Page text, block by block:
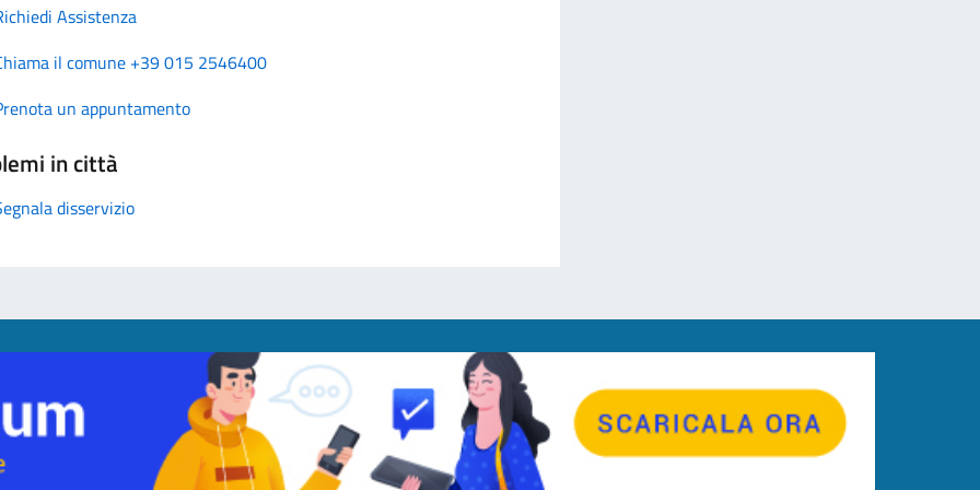
Assistenza
il comune +39 015 2546400
un appuntamento
in città
disservizio